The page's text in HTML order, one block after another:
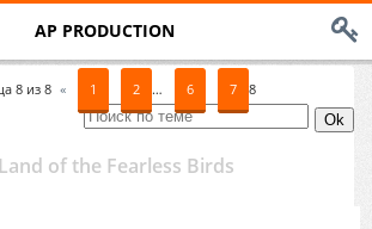
AP PRODUCTION
8из 8 « 1 2 … 6 7 8
Land of the Fearless Birds